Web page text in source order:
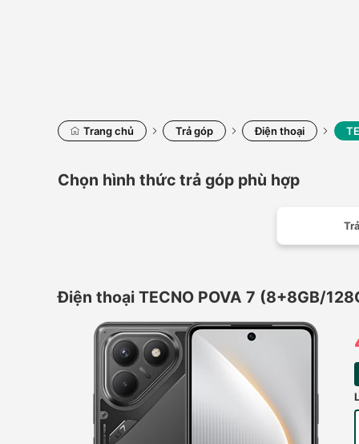
Trang chủ Trả góp Điện thoại
Chọn hình thức trả góp phù hợp
Điện thoại TECNO POVA 7 (8+8GB/